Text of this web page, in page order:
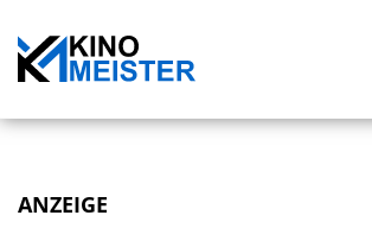
ANZEIGE